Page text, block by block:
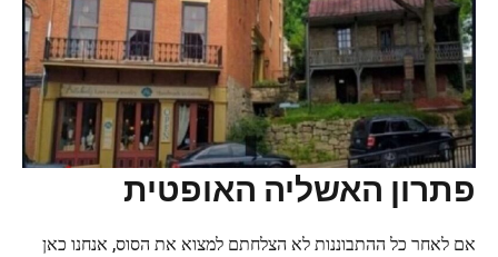
פתרון האשליה האופטית
אם לאחר כל ההתבוננות לא הצלחתם למצוא את הסוס, אנחנו כאן